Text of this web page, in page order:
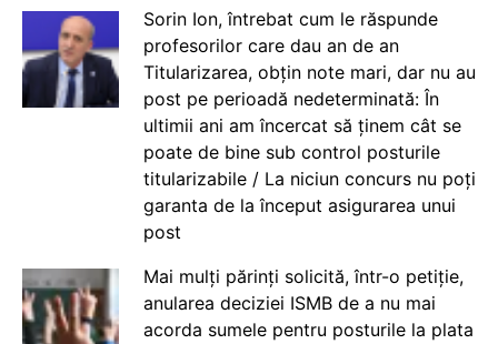
Sorin Ion, întrebat cum le răspunde
profesorilor care dau an de an
Titularizarea, obțin note mari, dar nu au
post pe perioadă nedeterminată: În
ultimii ani am încercat să ținem cât se
poate de bine sub control posturile
titularizabile / La niciun concurs nu poți
garanta de la început asigurarea unui
post
Mai mulți părinți solicită, într-o petiție,
anularea deciziei ISMB de a nu mai
acorda sumele pentru posturile la plata